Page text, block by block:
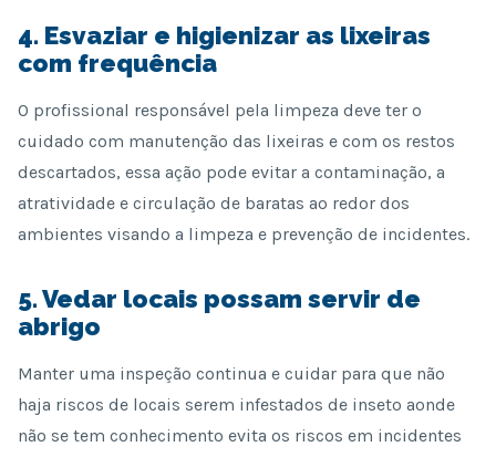
4. Esvaziar e higienizar as lixeiras
com frequência
O profissional responsável pela limpeza deve ter o
cuidado com manutenção das lixeiras e com os restos
descartados, essa ação pode evitar a contaminação, a
atratividade e circulação de baratas ao redor dos
ambientes visando a limpeza e prevenção de incidentes.
5. Vedar locais possam servir de
abrigo
Manter uma inspeção continua e cuidar para que não
haja riscos de locais serem infestados de inseto aonde
não se tem conhecimento evita os riscos em incidentes